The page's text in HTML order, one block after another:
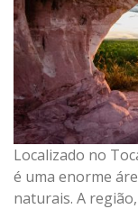
Localizado no
é uma enorme
naturais. A